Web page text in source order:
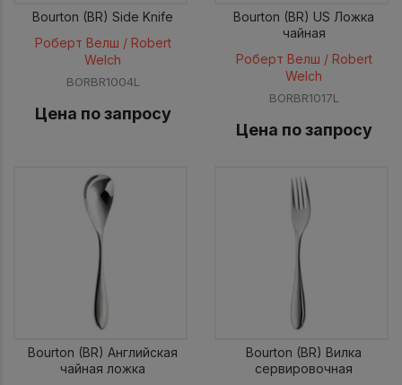
Bourton (BR) Side Knife
Роберт Велш / Robert
Welch
BORBR1004L
Цена по запросу
Bourton (BR) US Ложка
чайная
Роберт Велш / Robert
Welch
BORBR1017L
Цена по запросу
Bourton (BR) Английская
чайная ложка
Bourton (BR) Вилка
сервировочная